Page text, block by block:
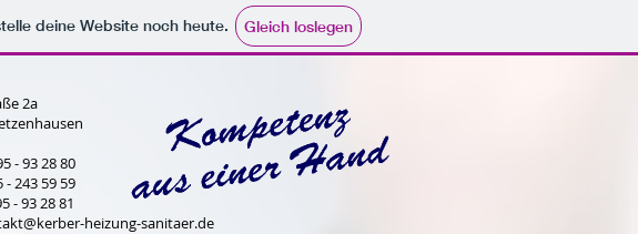
deine Website noch heute. Gleich loslegen
2a
- 93 28 80
243 59 59
93 28 81
heizung-sanitaer.de